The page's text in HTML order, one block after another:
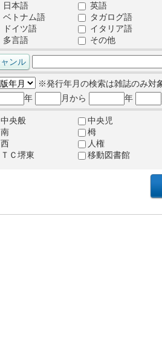
日本語
英語
ベトナム語
タガログ語
ドイツ語
イタリア語
多言語
その他
※発行年月の検索は雑誌のみ対
年
月から 年
中央般
中央児
南
栂
西
人権
ＴＣ堺東
移動図書館